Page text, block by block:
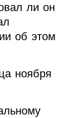
ли он
об этом
ноября